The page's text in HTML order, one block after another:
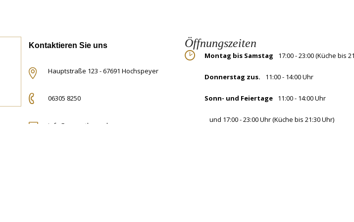
Kontaktieren Sie uns
Hauptstraße 123 - 67691 Hochspeyer
06305 8250
info@zumrathaus.de
Öffnungszeiten
Montag bis Samstag 17:00 - 23:00 (Küche bis
Donnerstag zus. 11:00 - 14:00 Uhr
Sonn- und Feiertage 11:00 - 14:00 Uhr
und 17:00 - 23:00 Uhr (Küche bis 21:30 Uhr)